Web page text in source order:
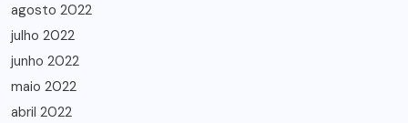
agosto 2022
julho 2022
junho 2022
maio 2022
abril 2022